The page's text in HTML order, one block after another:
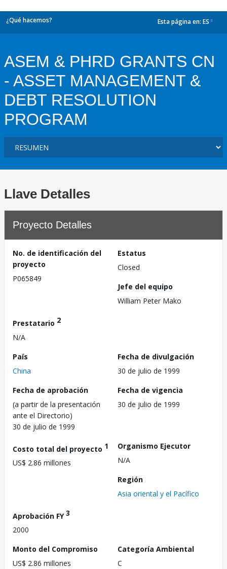
¿Qué hacemos? Esta página en: ES
ASEM & PHRD GRANTS CN
- ASSET MANAGEMENT &
DEBT RESOLUTION
PROGRAM
Llave Detalles
Proyecto Detalles
No. de identificación del
proyecto
P065849
Estatus
Closed
Jefe del equipo
William Peter Mako
Prestatario 2
N/A
País
China
Fecha de divulgación
30 de julio de 1999
Fecha de aprobación
(a partir de la presentación
ante el Directorio)
30 de julio de 1999
Fecha de vigencia
30 de julio de 1999
Costo total del proyecto 1
US$ 2.86 millones
Organismo Ejecutor
N/A
Región
Asia oriental y el Pacífico
Aprobación FY3
2000
Monto del Compromiso
US$ 2.86 millones
Categoría Ambiental
C